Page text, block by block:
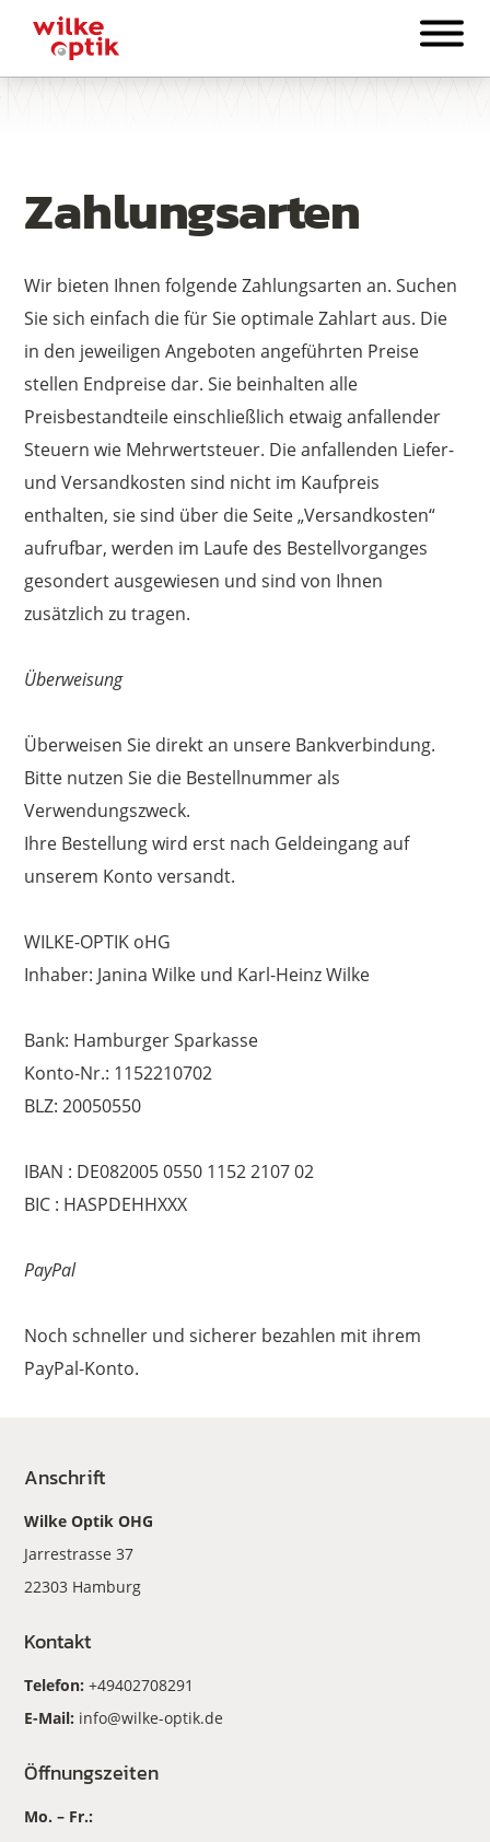
Zahlungsarten
Wir bieten Ihnen folgende Zahlungsarten an. Suchen
Sie sich einfach die für Sie optimale Zahlart aus. Die
in den jeweiligen Angeboten angeführten Preise
stellen Endpreise dar. Sie beinhalten alle
Preisbestandteile einschließlich etwaig anfallender
Steuern wie Mehrwertsteuer. Die anfallenden Liefer-
und Versandkosten sind nicht im Kaufpreis
enthalten, sie sind über die Seite „Versandkosten“
aufrufbar, werden im Laufe des Bestellvorganges
gesondert ausgewiesen und sind von Ihnen
zusätzlich zu tragen.
Überweisung
Überweisen Sie direkt an unsere Bankverbindung.
Bitte nutzen Sie die Bestellnummer als
Verwendungszweck.
Ihre Bestellung wird erst nach Geldeingang auf
unserem Konto versandt.
WILKE-OPTIK oHG
Inhaber: Janina Wilke und Karl-Heinz Wilke
Bank: Hamburger Sparkasse
Konto-Nr.: 1152210702
BLZ: 20050550
IBAN : DE082005 0550 1152 2107 02
BIC : HASPDEHHXXX
PayPal
Noch schneller und sicherer bezahlen mit ihrem
PayPal-Konto.
Anschrift
Wilke Optik OHG
Jarrestrasse 37
22303 Hamburg
Kontakt
Telefon:+49402708291
E-Mail: info@wilke-optik.de
Öffnungszeiten
Mo. – Fr.: